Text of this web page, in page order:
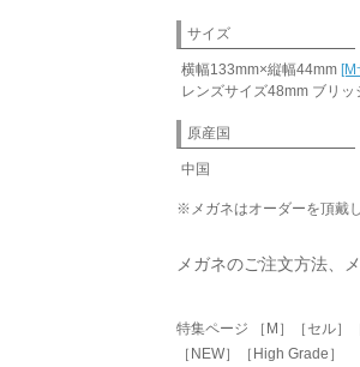
サイズ
横幅133mm×縦幅44mm [M
レンズサイズ48mm ブリ
原産国
中国
※メガネはオーダーを頂戴
メガネのご注文方法、
特集ページ ［M］［セル］
［NEW］［High Grade］